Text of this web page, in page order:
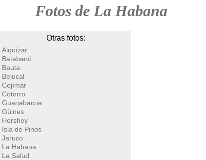
Fotos de La Habana
Otras fotos:
Alquízar
Batabanó
Bauta
Bejucal
Cojímar
Cotorro
Guanabacoa
Güines
Hershey
Isla de Pinos
Jaruco
La Habana
La Salud